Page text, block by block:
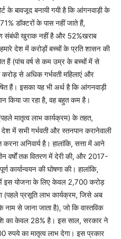
के बावजूद बनायी गयी है कि आंगनवाड़ी के
% डॉक्टरों के पास नहीं जाते हैं,
संबंधी खुराक नहीं है और 52%खराब
देश में करोड़ों बच्चों के प्रति शासन की
हैं (पांच वर्ष से कम उम्र के बच्चों में से
से अधिक गर्भवती महिलाएं और
हैं। इसका यह भी अर्थ है कि आंगनवाड़ी
किया जा रहा है, वह बहुत कम है।
मातृत्व लाभ कार्यक्रम) के तहत,
में सभी गर्भवती और स्तनपान करानेवाली
अनिवार्य है। हालांकि, सत्ता में आने
वर्षों तक वितरण में देरी की, और 2017-
की घोषणा की। हालांकि,
योजना के लिए केवल 2,700 करोड़
(पहले प्रसूति लाभ कार्यक्रम, जिसे अब
नाम से जाना जाता है), जो कि वास्तविक
का केवल 28% है। इस साल, सरकार ने
रुपये का मातृत्व लाभ देगा। इस प्रकार